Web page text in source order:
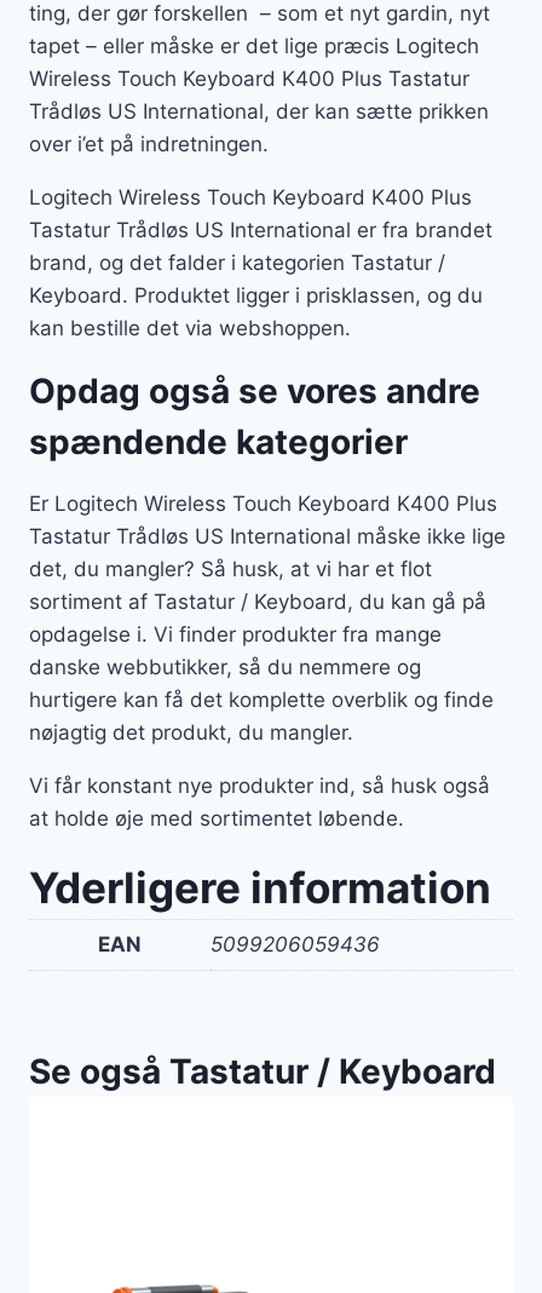
ting, der gør forskellen – som et nyt gardin, nyt
tapet – eller måske er det lige præcis Logitech
Wireless Touch Keyboard K400 Plus Tastatur
Trådløs US International, der kan sætte prikken
over i’et på indretningen.
Logitech Wireless Touch Keyboard K400 Plus
Tastatur Trådløs US International er fra brandet
brand, og det falder i kategorien Tastatur /
Keyboard. Produktet ligger i prisklassen, og du
kan bestille det via webshoppen.
Opdag også se vores andre
spændende kategorier
Er Logitech Wireless Touch Keyboard K400 Plus
Tastatur Trådløs US International måske ikke lige
det, du mangler? Så husk, at vi har et flot
sortiment af Tastatur / Keyboard, du kan gå på
opdagelse i. Vi finder produkter fra mange
danske webbutikker, så du nemmere og
hurtigere kan få det komplette overblik og finde
nøjagtig det produkt, du mangler.
Vi får konstant nye produkter ind, så husk også
at holde øje med sortimentet løbende.
Yderligere information
EAN 5099206059436
Se også Tastatur / Keyboard